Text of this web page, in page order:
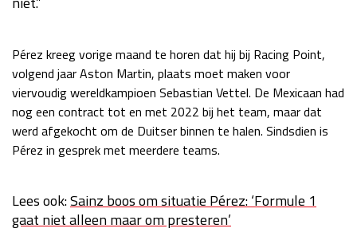
Kwalificatie
za 22:00 - 23:00
Race
zo 21:00 - 23:00
Kwalificatie
za 05:00 - 06:00
Race
zo 05:00 - 07:00
GP QATAR 2026
GP ABU DHABI 2026 04 - 06 dec
Kwalificatie
Pérez kreeg vorige maand te horen dat hij bij Racing Point,
volgend jaar Aston Martin, plaats moet maken voor
viervoudig wereldkampioen Sebastian Vettel. De Mexicaan had
nog een contract tot en met 2022 bij het team, maar dat
werd afgekocht om de Duitser binnen te halen. Sindsdien is
Pérez in gesprek met meerdere teams.
Lees ook:Sainz boos om situatie Pérez: ‘Formule 1
gaat niet alleen maar om presteren’